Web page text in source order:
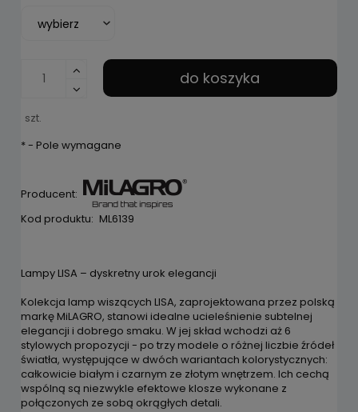
szt.
do koszyka
*- Pole wymagane
Producent:
Kod produktu: ML6139
Lampy LISA – dyskretny urok elegancji
Kolekcja lamp wiszących LISA, zaprojektowana przez polską
markę MiLAGRO, stanowi idealne ucieleśnienie subtelnej
elegancji i dobrego smaku. W jej skład wchodzi aż 6
stylowych propozycji - po trzy modele o różnej liczbie źródeł
światła, występujące w dwóch wariantach kolorystycznych:
całkowicie białym i czarnym ze złotym wnętrzem. Ich cechą
wspólną są niezwykle efektowe klosze wykonane z
połączonych ze sobą okrągłych detali.